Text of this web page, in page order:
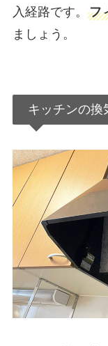
入経路です。 フ
ましょう。
キッチンの換